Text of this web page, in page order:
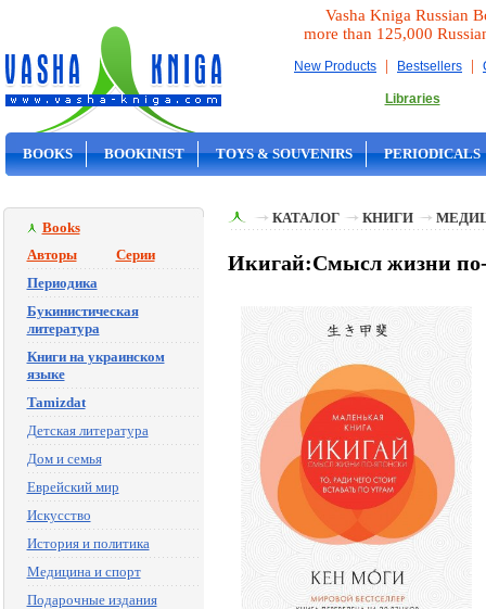
Vasha Kniga Russian
more than 125,000
New Products | Bestsellers |
Libraries
BOOKS BOOKINIST TOYS & SOUVENIRS PERIODICALS
Books
Авторы
Серии
Периодика
Букинистическая
литература
Книги на украинском
языке
Tamizdat
Детская литература
Дом и семья
Еврейский мир
Искусство
История и политика
Медицина и спорт
Подарочные издания
КАТАЛОГ КНИГИ
Икигай:Смысл жизни